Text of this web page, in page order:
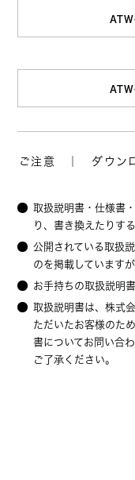
ご注意 ｜ ダウンロ
取扱説明書・仕様書
り、書き換えたりす
公開されている取扱
のを掲載しています
お手持ちの取扱説明
取扱説明書は、株式
ただいたお客様のた
書についてお問い合
ご了承ください。